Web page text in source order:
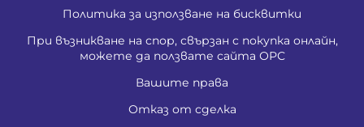
Политика за използване на бисквитки
При възникване на спор, свързан с покупка онлайн,
можете да ползвате сайта ОРС
Вашите права
Отказ от сделка